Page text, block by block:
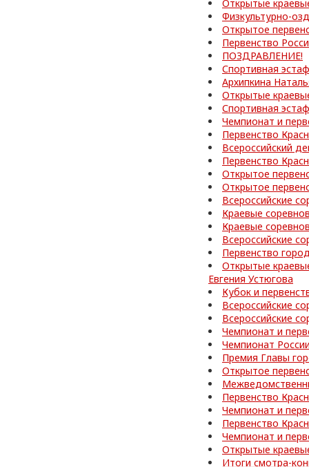
Открытые
Физкультурно-
Открытое
Первенство
ПОЗДРАВЛЕНИЕ!
Спортивная
Архипкина
Открытые
Спортивная
Чемпионат и
Первенство
Всероссийский
Первенство
Открытое
Открытое
Всероссийские
Краевые
Краевые
Всероссийские
Первенство
Открытые
Евгения Устюгова
Кубок и
Всероссийские
Всероссийские
Чемпионат и
Чемпионат
Премия Главы
Открытое
Первенство
Чемпионат и
Первенство
Чемпионат и
Открытые
Итоги смотра-